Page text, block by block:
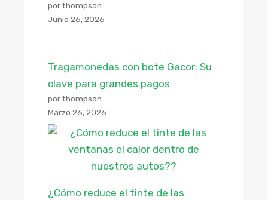
por thompson
Junio 26, 2026
Tragamonedas con bote Gacor: Su
clave para grandes pagos
por thompson
Marzo 26, 2026
¿Cómo reduce el tinte de las